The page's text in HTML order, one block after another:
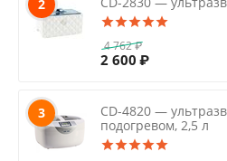
2
4 762₽
2 600 ₽
3
CD-4820 —
подогревом, 2,5 л